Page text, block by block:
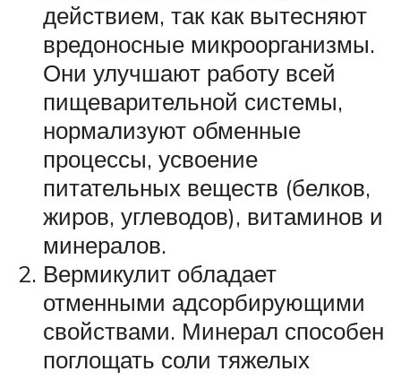
действием, так как вытесняют
вредоносные микроорганизмы.
Они улучшают работу всей
пищеварительной системы,
нормализуют обменные
процессы, усвоение
питательных веществ (белков,
жиров, углеводов), витаминов и
минералов.
Вермикулит обладает
отменными адсорбирующими
свойствами. Минерал способен
поглощать соли тяжелых